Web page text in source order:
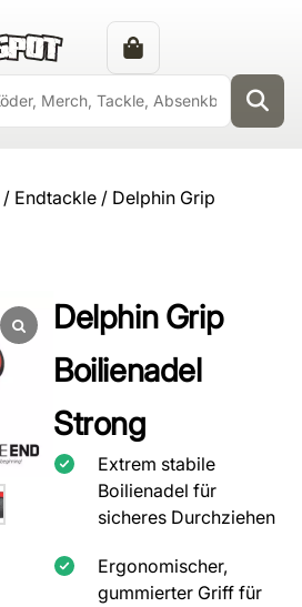
/ Endtackle / Delphin Grip
Delphin Grip
Boilienadel
Strong
Extrem stabile
Boilienadel für
sicheres Durchziehen
Ergonomischer,
gummierter Griff für